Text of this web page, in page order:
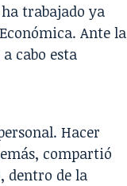
trabajado ya
Ante la
cabo esta
Hacer
compartió
dentro de la